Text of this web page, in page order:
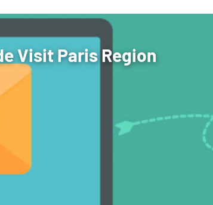
Visit Paris Region